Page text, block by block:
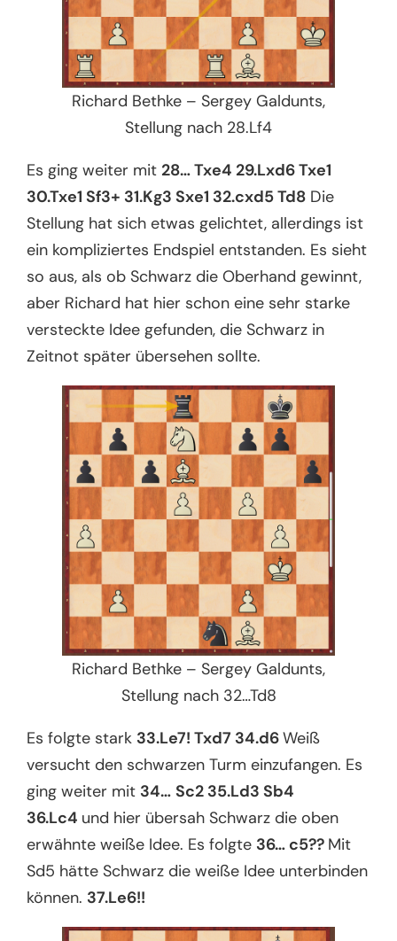
Richard Bethke – Sergey Galdunts,
Stellung nach 28.Lf4
Es ging weiter mit 28… Txe4 29.Lxd6 Txe1
30.Txe1 Sf3+ 31.Kg3 Sxe1 32.cxd5 Td8 Die
Stellung hat sich etwas gelichtet, allerdings ist
ein kompliziertes Endspiel entstanden. Es sieht
so aus, als ob Schwarz die Oberhand gewinnt,
aber Richard hat hier schon eine sehr starke
versteckte Idee gefunden, die Schwarz in
Zeitnot später übersehen sollte.
Richard Bethke – Sergey Galdunts,
Stellung nach 32…Td8
Es folgte stark 33.Le7! Txd7 34.d6Weiß
versucht den schwarzen Turm einzufangen. Es
ging weiter mit 34… Sc2 35.Ld3 Sb4
36.Lc4 und hier übersah Schwarz die oben
erwähnte weiße Idee. Es folgte 36… c5?? Mit
Sd5 hätte Schwarz die weiße Idee unterbinden
können. 37.Le6!!